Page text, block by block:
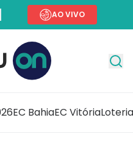
AO VIVO
EC BahiaEC Vitória